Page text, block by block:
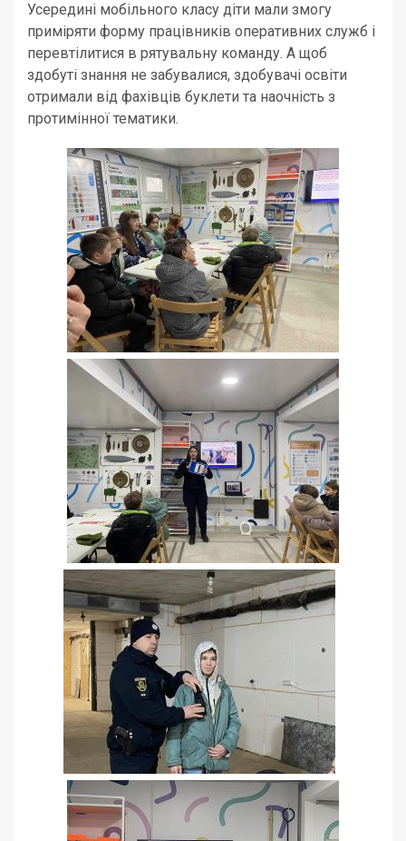
Усередині мобільного класу діти мали змогу
приміряти форму працівників оперативних служб і
перевтілитися в рятувальну команду. А щоб
здобуті знання не забувалися, здобувачі освіти
отримали від фахівців буклети та наочність з
протимінної тематики.